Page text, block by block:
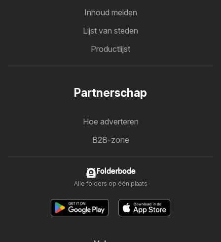
Inhoud melden
Lijst van steden
Productlijst
Partnerschap
Hoe adverteren
B2B-zone
Folderbode
Alle folders op één plaats